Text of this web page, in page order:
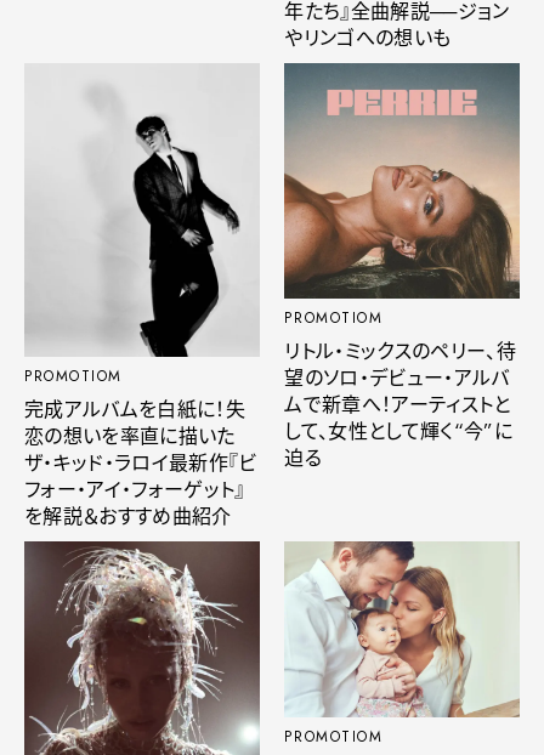
年たち』全曲解説──ジョン
やリンゴへの想いも
PROMOTIOM
完成アルバムを白紙に！失
恋の想いを率直に描いた
ザ・キッド・ラロイ最新作『ビ
フォー・アイ・フォーゲット』
を解説＆おすすめ曲紹介
PROMOTIOM
リトル・ミックスのペリー、待
望のソロ・デビュー・アルバ
ムで新章へ！アーティストと
して、女性として輝く“今”に
迫る
PROMOTIOM